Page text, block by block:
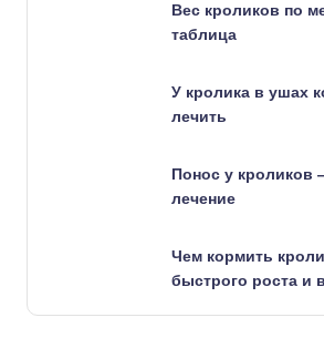
Вес кроликов по
таблица
У кролика в ушах
лечить
Понос у кроликов
лечение
Чем кормить
быстрого роста и